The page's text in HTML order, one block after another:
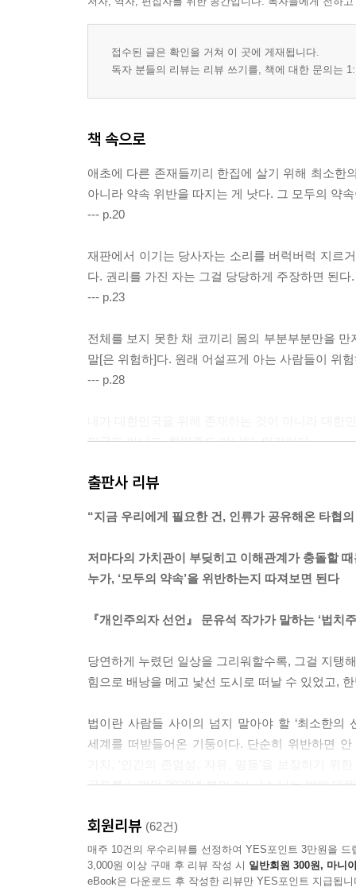
접수된 글은 확인을 거쳐 이 곳에 게재됩니다.
독자 분들의 리뷰는 리뷰 쓰기를, 책에 대한 문의는
책 속으로
애초에 다른 존재들끼리 한집에 살기 위해 최소한
아니라 약속 위반을 따지는 게 낫다. 그 모두의 약
--- p.20
재판에서 이기는 당사자는 소리를 버럭버럭 지르
다. 권리를 가진 자는 그걸 당당하게 주장하면 된
--- p.23
전체를 보지 못한 채 코끼리 몸의 부분부분만을
말[은 위험하]다. 원래 어설프게 아는 사람들이 위
--- p.28
민국도 아니고, 한민족도 아니다. 인간이다.
배심원들은 판사들보다 낮은 양형을 선택하는
--- p.58~59
감사할 줄 알아야지. 이런 마음이 지배하는 사회
--- p.73
면 인공지능과 알고리즘, 복잡한 시스템으로 가득
--- p.75
자신이 옳다고 생각하는 결론을 위해 절차를 무시
다는 열정은 ‘내로남불’이라는 비난과 함께 부메
출판사 리뷰
“지금 우리에게 필요한 건, 인류가 공유해온 타협
저마다의 가치관이 부딪히고 이해관계가 충돌할 때
누가, ‘모두의 약속’을 위반하는지 따져보면 된다
『개인주의자 선언』 문유석 작가가 말하는 ‘법치
당연하게 누렸던 일상을 그리워할수록, 그걸 지탱
힘으로 배낭을 메고 낯선 도시로 떠날 수 있었고,
법이란 사람들 사이의 넘지 말아야 할 ‘최소한의
세계를 떠받들어온 기둥이다. 단순히 위반하면
공포를 느끼던 2020년 봄의 어느 날, 나는 법에 대
극심한 갈등과 날 선 증오에 상처받고 지친 우리에
인터넷 포털에는 하루가 멀다 하고 복잡하고 혼
찬반 여론은 극렬하게 부딪히지만 어느새 사건은
회원리뷰 (62건)
매주 10건의 우수리뷰를 선정하여 YES포인트 3만원을 드
3,000원 이상 구매 후 리뷰 작성 시 일반회원 300원, 마니
eBook은 다운로드 후 작성한 리뷰만 YES포인트 지급됩니